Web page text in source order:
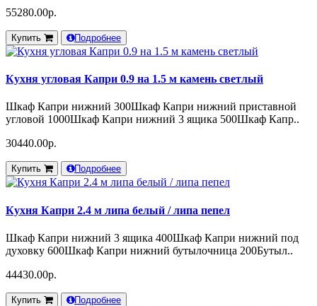
55280.00р.
Купить Подробнее
Кухня угловая Капри 0.9 на 1.5 м камень светлый
Шкаф Капри нижний 300Шкаф Капри нижний приставной
угловой 1000Шкаф Капри нижний 3 ящика 500Шкаф Капр..
30440.00р.
Купить Подробнее
Кухня Капри 2.4 м липа белый / липа пепел
Шкаф Капри нижний 3 ящика 400Шкаф Капри нижний под
духовку 600Шкаф Капри нижний бутылочница 200Бутыл..
44430.00р.
Купить Подробнее